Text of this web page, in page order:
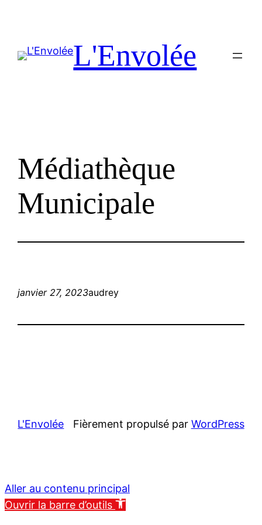
contenu
L'Envolée
Médiathèque
Municipale
janvier 27, 2023audrey
L'Envolée Fièrement propulsé par WordPress
Aller au contenu principal
Ouvrir la barre d’outils